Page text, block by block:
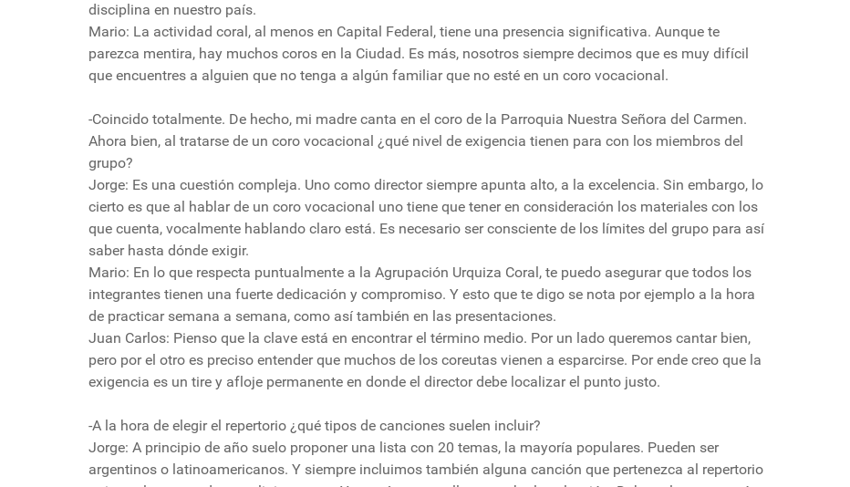
disciplina en nuestro país.
Mario: La actividad coral, al menos en Capital Federal, tiene una presencia significativa. Aunque te
parezca mentira, hay muchos coros en la Ciudad. Es más, nosotros siempre decimos que es muy difícil
que encuentres a alguien que no tenga a algún familiar que no esté en un coro vocacional.
-Coincido totalmente. De hecho, mi madre canta en el coro de la Parroquia Nuestra Señora del Carmen.
Ahora bien, al tratarse de un coro vocacional ¿qué nivel de exigencia tienen para con los miembros del
grupo?
Jorge: Es una cuestión compleja. Uno como director siempre apunta alto, a la excelencia. Sin embargo, lo
cierto es que al hablar de un coro vocacional uno tiene que tener en consideración los materiales con los
que cuenta, vocalmente hablando claro está. Es necesario ser consciente de los límites del grupo para así
saber hasta dónde exigir.
Mario: En lo que respecta puntualmente a la Agrupación Urquiza Coral, te puedo asegurar que todos los
integrantes tienen una fuerte dedicación y compromiso. Y esto que te digo se nota por ejemplo a la hora
de practicar semana a semana, como así también en las presentaciones.
Juan Carlos: Pienso que la clave está en encontrar el término medio. Por un lado queremos cantar bien,
pero por el otro es preciso entender que muchos de los coreutas vienen a esparcirse. Por ende creo que la
exigencia es un tire y afloje permanente en donde el director debe localizar el punto justo.
-A la hora de elegir el repertorio ¿qué tipos de canciones suelen incluir?
Jorge: A principio de año suelo proponer una lista con 20 temas, la mayoría populares. Pueden ser
argentinos o latinoamericanos. Y siempre incluimos también alguna canción que pertenezca al repertorio